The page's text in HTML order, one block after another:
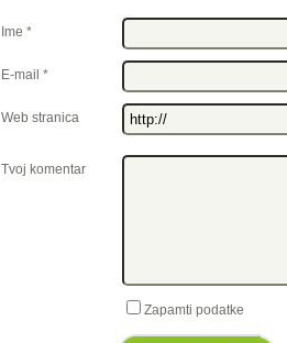
Ime *
E-mail *
Web stranica
Tvoj komentar
Zapamti podatke